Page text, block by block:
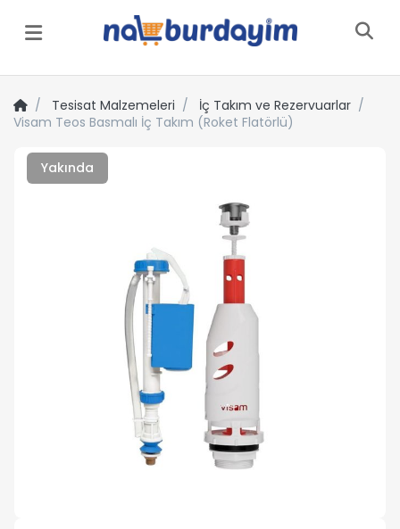
Menü
Tesisat Malzemeleri
İç Takım ve Rezervuarlar
Visam Teos Basmalı İç Takım (Roket Flatörlü)
Yakında